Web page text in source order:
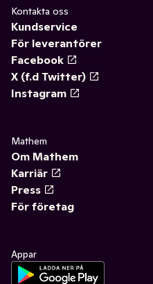
Kontakta oss
Kundservice
För leverantörer
Facebook
X (f.d Twitter)
Instagram
Mathem
Om Mathem
Karriär
Press
För företag
Appar